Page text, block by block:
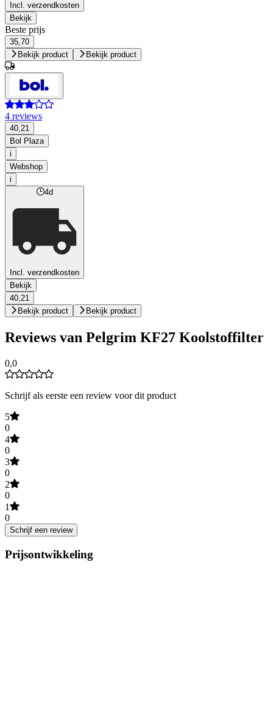
Incl. verzendkosten
Bekijk
Beste prijs
35,70
Bekijk product
Bekijk product
4 reviews
40,21
Bol Plaza
i
Webshop
i
4d
Incl. verzendkosten
Bekijk
40,21
Bekijk product
Bekijk product
Reviews van Pelgrim KF27 Koolstoffilter
0,0
Schrijf als eerste een review voor dit product
5
0
4
0
3
0
2
0
1
0
Schrijf een review
Prijsontwikkeling